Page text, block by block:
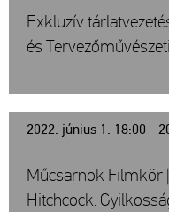
Exkluzív
és
2022. június 1. 18:00 -
Műcsarnok Filmkör
Hitchcock: